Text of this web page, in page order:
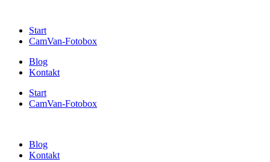
Start
CamVan-Fotobox
Blog
Kontakt
Start
CamVan-Fotobox
Blog
Kontakt